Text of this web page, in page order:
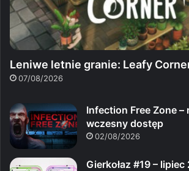
Leniwe letnie granie: Leafy
07/08/2026
Infection Free Zone –
wczesny dostęp
02/08/2026
Gierkołaz #19 –